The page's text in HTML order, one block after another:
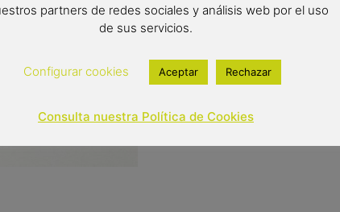
8,99
partners de redes sociales y análisis web por el uso
de sus servicios.
Configurar cookies Aceptar Rechazar
Consulta nuestra Política de Cookies